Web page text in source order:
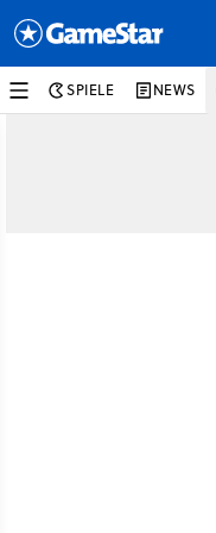
SPIELE NEWS